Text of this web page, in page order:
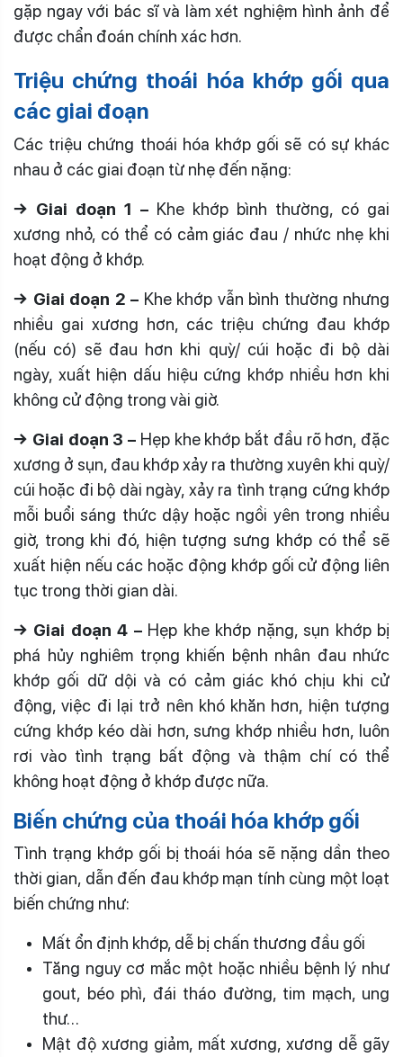
gặp ngay với bác sĩ và làm xét nghiệm hình ảnh để
được chẩn đoán chính xác hơn.
Triệu chứng thoái hóa khớp gối qua
các giai đoạn
Các triệu chứng thoái hóa khớp gối sẽ có sự khác
nhau ở các giai đoạn từ nhẹ đến nặng:
→ Giai đoạn 1 – Khe khớp bình thường, có gai
xương nhỏ, có thể có cảm giác đau / nhức nhẹ khi
hoạt động ở khớp.
→ Giai đoạn 2 – Khe khớp vẫn bình thường nhưng
nhiều gai xương hơn, các triệu chứng đau khớp
(nếu có) sẽ đau hơn khi quỳ/ cúi hoặc đi bộ dài
ngày, xuất hiện dấu hiệu cứng khớp nhiều hơn khi
không cử động trong vài giờ.
→ Giai đoạn 3 – Hẹp khe khớp bắt đầu rõ hơn, đặc
xương ở sụn, đau khớp xảy ra thường xuyên khi quỳ/
cúi hoặc đi bộ dài ngày, xảy ra tình trạng cứng khớp
mỗi buổi sáng thức dậy hoặc ngồi yên trong nhiều
giờ, trong khi đó, hiện tượng sưng khớp có thể sẽ
xuất hiện nếu các hoặc động khớp gối cử động liên
tục trong thời gian dài.
→ Giai đoạn 4 – Hẹp khe khớp nặng, sụn khớp bị
phá hủy nghiêm trọng khiến bệnh nhân đau nhức
khớp gối dữ dội và có cảm giác khó chịu khi cử
động, việc đi lại trở nên khó khăn hơn, hiện tượng
cứng khớp kéo dài hơn, sưng khớp nhiều hơn, luôn
rơi vào tình trạng bất động và thậm chí có thể
không hoạt động ở khớp được nữa.
Biến chứng của thoái hóa khớp gối
Tình trạng khớp gối bị thoái hóa sẽ nặng dần theo
thời gian, dẫn đến đau khớp mạn tính cùng một loạt
biến chứng như:
Mất ổn định khớp, dễ bị chấn thương đầu gối
Tăng nguy cơ mắc một hoặc nhiều bệnh lý như
gout, béo phì, đái tháo đường, tim mạch, ung
thư…
Mật độ xương giảm, mất xương, xương dễ gãy